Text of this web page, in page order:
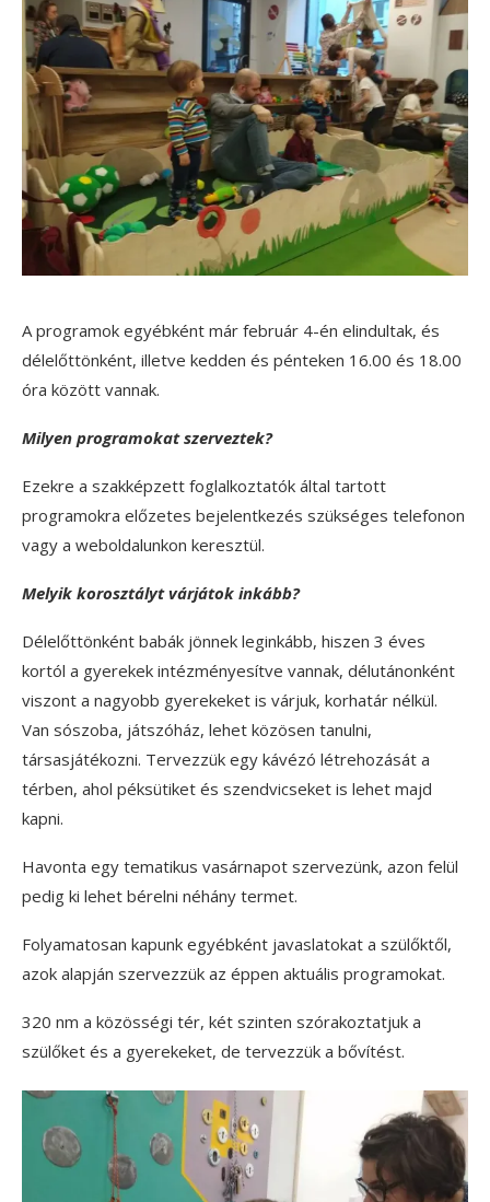
A programok egyébként már február 4-én elindultak, és
délelőttönként, illetve kedden és pénteken 16.00 és 18.00
óra között vannak.
Milyen programokat szerveztek?
Ezekre a szakképzett foglalkoztatók által tartott
programokra előzetes bejelentkezés szükséges telefonon
vagy a weboldalunkon keresztül.
Melyik korosztályt várjátok inkább?
Délelőttönként babák jönnek leginkább, hiszen 3 éves
kortól a gyerekek intézményesítve vannak, délutánonként
viszont a nagyobb gyerekeket is várjuk, korhatár nélkül.
Van sószoba, játszóház, lehet közösen tanulni,
társasjátékozni. Tervezzük egy kávézó létrehozását a
térben, ahol péksütiket és szendvicseket is lehet majd
kapni.
Havonta egy tematikus vasárnapot szervezünk, azon felül
pedig ki lehet bérelni néhány termet.
Folyamatosan kapunk egyébként javaslatokat a szülőktől,
azok alapján szervezzük az éppen aktuális programokat.
320 nm a közösségi tér, két szinten szórakoztatjuk a
szülőket és a gyerekeket, de tervezzük a bővítést.